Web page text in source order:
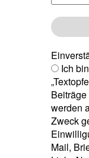
Ich
werden
Zweck
Mail,